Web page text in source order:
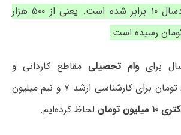
دانشجویی طی چندسال ۱۰ برابر شده است. یعنی از ۵۰۰ هزار
برایوام تحصیلی مقاطع کاردانی و
کارشناسی ۵ میلیون تومان برای کارشناسی ارشد ۷ و نیم میلیون
تومان لحاظ کرده‌ایم.